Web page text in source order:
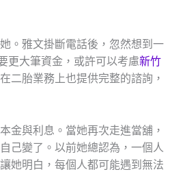
。雅文掛斷電話後，忽然想到一
更大筆資金，或許可以考慮新竹
二胎業務上也提供完整的諮詢，
金與利息。當她再次走進當舖，
己變了。以前她總認為，一個人
她明白，每個人都可能遇到無法